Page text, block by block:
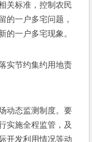
关标准，控制农民
的一户多宅问题，
的一户多宅现象。
节约集约用地责
态监测制度。要
实施全程监管，及
开发利用情况等动